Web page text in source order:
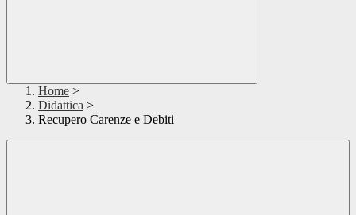
Home >
Didattica >
Recupero Carenze e Debiti